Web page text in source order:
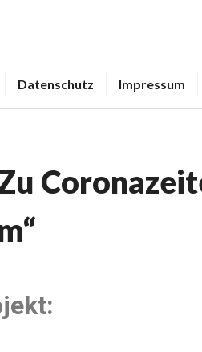
Datenschutz Impressum